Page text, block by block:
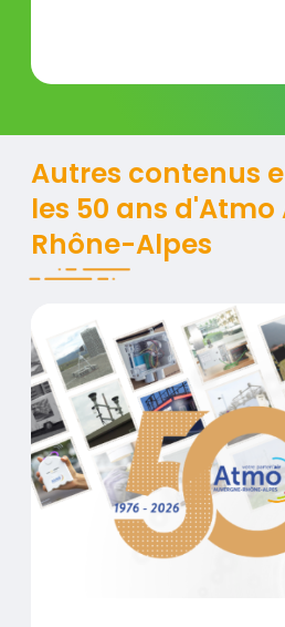
Titre
Autres contenus
les 50 ans
Rhône-Alpes
Visuel